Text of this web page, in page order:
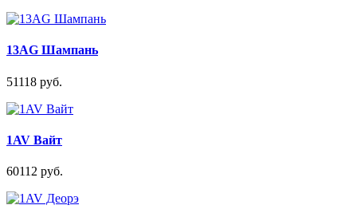
13AG Шампань
51118 руб.
1AV Вайт
60112 руб.